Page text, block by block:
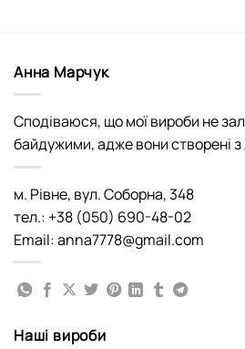
Анна Марчук
Сподіваюся, що мої вироби не
байдужими, адже вони створені
м. Рівне, вул. Соборна, 348
тел.: +38 (050) 690-48-02
Email: anna7778@gmail.com
Наші вироби